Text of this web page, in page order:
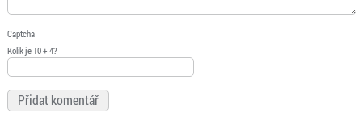
Captcha
Kolik je 10 + 4?